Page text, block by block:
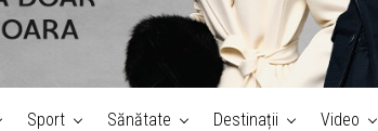
Sport Sănătate Destinații Video